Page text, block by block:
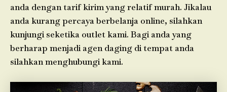
anda dengan tarif kirim yang relatif murah. Jikalau
anda kurang percaya berbelanja online, silahkan
kunjungi seketika outlet kami. Bagi anda yang
berharap menjadi agen daging di tempat anda
silahkan menghubungi kami.